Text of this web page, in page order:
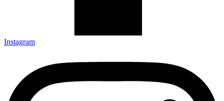
Instagram